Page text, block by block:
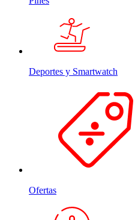
Deportes y Smartwatch
Ofertas